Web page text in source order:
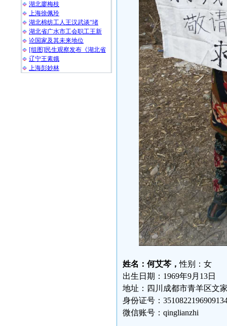
湖北廖梅枝
上海徐佩玲
湖北棉纺工人王汉武谈“堵
湖北省广水市工会职工王新
论国家及其未来地位
[组图]民生观察发布《湖北省
辽宁王素娥
上海彭妙林⁩
姓名：何艾芩，性别：女
出生日期：1969年9月13日
地址：四川成都市青羊区文
身份证号：
微信账号：qinglianzhi